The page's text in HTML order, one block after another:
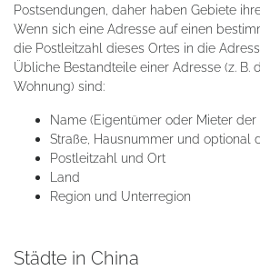
Postsendungen, daher haben Gebiete
Wenn sich eine Adresse auf einen
die Postleitzahl dieses Ortes in die
Übliche Bestandteile einer Adresse (z. B.
Wohnung) sind:
Name (Eigentümer oder Mieter der
Straße, Hausnummer und optional
Postleitzahl und Ort
Land
Region und Unterregion
Städte in China